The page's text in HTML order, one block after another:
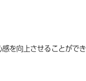
を向上させることができ